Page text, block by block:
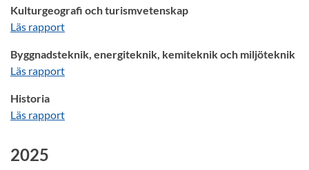
Kulturgeografi och turismvetenskap
Läs rapport
Byggnadsteknik, energiteknik, kemiteknik och miljöteknik
Läs rapport
Historia
Läs rapport
2025